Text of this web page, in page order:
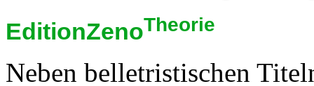
EditionZenoTheorie
Neben belletristischen